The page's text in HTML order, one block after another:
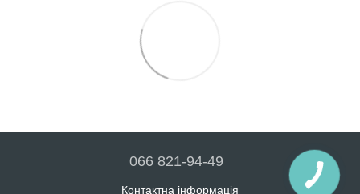
066 821-94-49
Контактна інформація